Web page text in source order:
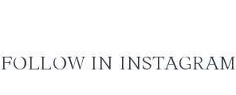
FOLLOW IN INSTAGRAM